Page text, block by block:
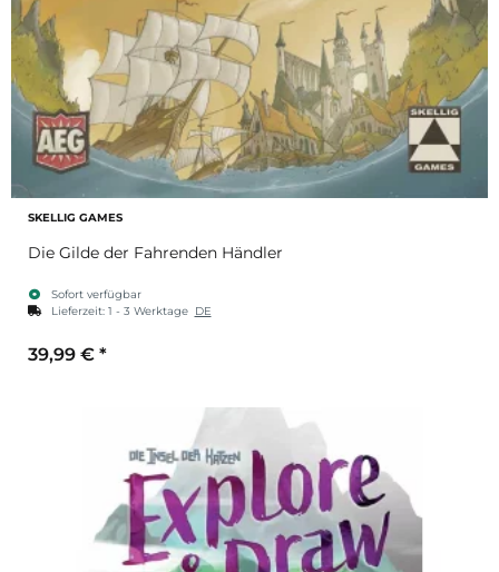
SKELLIG GAMES
Die Gilde der Fahrenden Händler
Sofort verfügbar
Lieferzeit: 1 - 3 Werktage DE
39,99 € *